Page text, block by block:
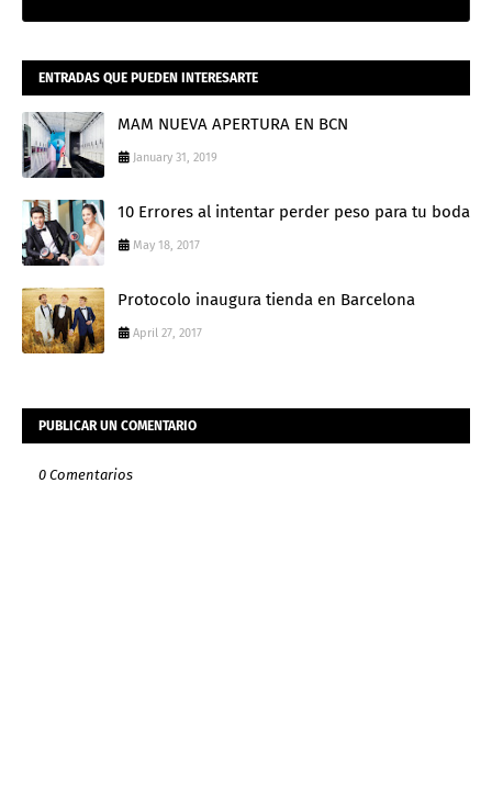
ENTRADAS QUE PUEDEN INTERESARTE
MAM NUEVA APERTURA EN BCN
January 31, 2019
10 Errores al intentar perder peso para tu boda
May 18, 2017
Protocolo inaugura tienda en Barcelona
April 27, 2017
PUBLICAR UN COMENTARIO
0 Comentarios